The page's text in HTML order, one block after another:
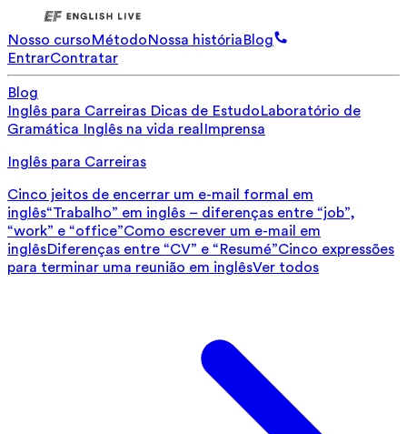
Nosso cursoMétodoNossa históriaBlog
EntrarContratar
Blog
Inglês para Carreiras Dicas de EstudoLaboratório de
Gramática Inglês na vida real Imprensa
Inglês para Carreiras
Cinco jeitos de encerrar um e-mail formal em
inglês“Trabalho” em inglês – diferenças entre “job”,
“work” e “office”Como escrever um e-mail em
inglêsDiferenças entre “CV” e “Resumé”Cinco expressões
para terminar uma reunião em inglêsVer todos